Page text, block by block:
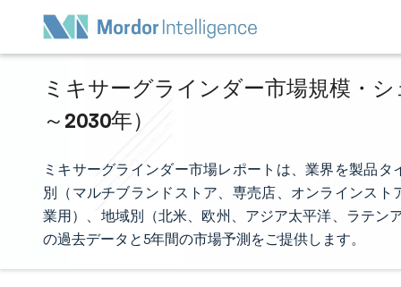
ミキサーグラインダー市場規模・
～2030年）
ミキサーグラインダー市場レポートは、業界を製品
別（マルチブランドストア、専売店、オンラインス
業用）、地域別（北米、欧州、アジア太平洋、ラテン
の過去データと5年間の市場予測をご提供します。